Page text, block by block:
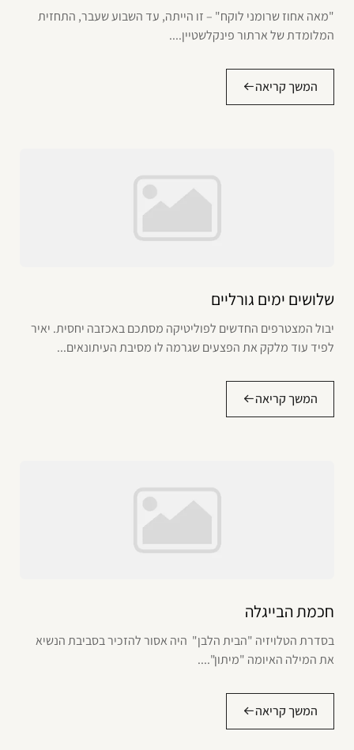
"מאה אחוז שרומני לוקח" – זו הייתה, עד השבוע שעבר, התחזית
המלומדת של ארתור פינקלשטיין....
המשך קריאה
שלושים ימים גורליים
יבול המצטרפים החדשים לפוליטיקה מסתכם באכזבה יחסית. יאיר
לפיד עוד מלקק את הפצעים שגרמה לו מסיבת העיתונאים...
המשך קריאה
חכמת הבייגלה
בסדרת הטלויזיה "הבית הלבן" היה אסור להזכיר בסביבת הנשיא
את המילה האיומה "מיתון"....
המשך קריאה